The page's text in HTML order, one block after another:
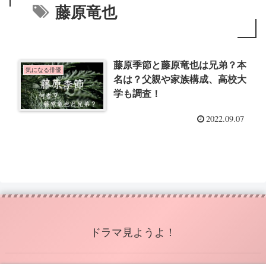
藤原竜也
気になる俳優
藤原季節と藤原竜也は兄弟？本
名は？父親や家族構成、高校大
学も調査！
2022.09.07
ドラマ見ようよ！